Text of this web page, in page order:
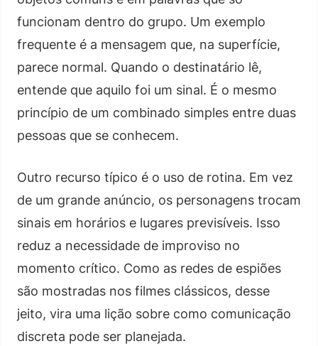
funcionam dentro do grupo. Um exemplo
frequente é a mensagem que, na superfície,
parece normal. Quando o destinatário lê,
entende que aquilo foi um sinal. É o mesmo
princípio de um combinado simples entre duas
pessoas que se conhecem.
Outro recurso típico é o uso de rotina. Em vez
de um grande anúncio, os personagens trocam
sinais em horários e lugares previsíveis. Isso
reduz a necessidade de improviso no
momento crítico. Como as redes de espiões
são mostradas nos filmes clássicos, desse
jeito, vira uma lição sobre como comunicação
discreta pode ser planejada.